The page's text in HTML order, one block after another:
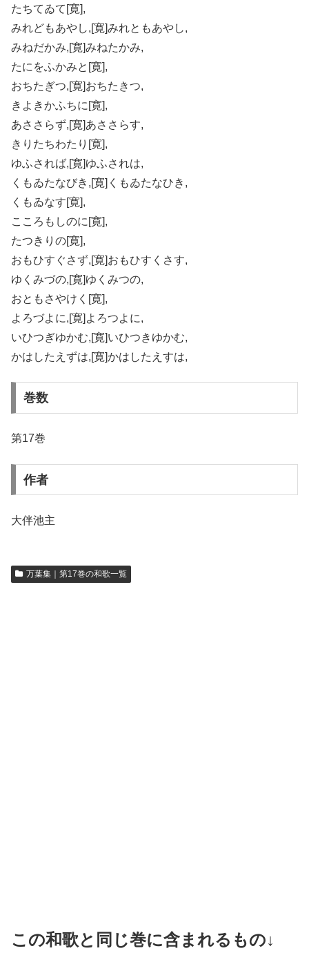
たちてゐて[寛],
みれどもあやし,[寛]みれともあやし,
みねだかみ,[寛]みねたかみ,
たにをふかみと[寛],
おちたぎつ,[寛]おちたきつ,
きよきかふちに[寛],
あささらず,[寛]あささらす,
きりたちわたり[寛],
ゆふされば,[寛]ゆふされは,
くもゐたなびき,[寛]くもゐたなひき,
くもゐなす[寛],
こころもしのに[寛],
たつきりの[寛],
おもひすぐさず,[寛]おもひすくさす,
ゆくみづの,[寛]ゆくみつの,
おともさやけく[寛],
よろづよに,[寛]よろつよに,
いひつぎゆかむ,[寛]いひつきゆかむ,
かはしたえずは,[寛]かはしたえすは,
巻数
第17巻
作者
大伴池主
万葉集｜第17巻の和歌一覧
この和歌と同じ巻に含まれるもの↓